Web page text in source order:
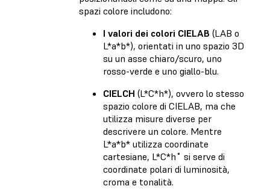
spazi colore includono:
I valori dei colori CIELAB (LAB o
L*a*b*), orientati in uno spazio 3D
su un asse chiaro/scuro, uno
rosso-verde e uno giallo-blu.
CIELCH (L*C*h*), ovvero lo stesso
spazio colore di CIELAB, ma che
utilizza misure diverse per
descrivere un colore. Mentre
L*a*b* utilizza coordinate
cartesiane, L*C*h˚ si serve di
coordinate polari di luminosità,
croma e tonalità.